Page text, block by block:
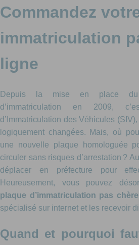
Commandez
immatriculation
ligne
Depuis la mise en place du
d’immatriculation en 2009,
d’Immatriculation des Véhicules
logiquement changées. Mais, où
une nouvelle plaque homologuée
circuler sans risques d’arrestation ?
déplacer en préfecture pour
Heureusement, vous pouvez
plaque d’immatriculation pas chère
spécialisé sur internet et les recevoir
Quand et pourquoi